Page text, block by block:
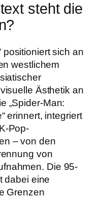
steht die
positioniert sich an
westlichem
Ästhetik an
„Spider-Man:
erinnert, integriert
Pop-
– von den
von
Die 95-
dabei eine
Grenzen